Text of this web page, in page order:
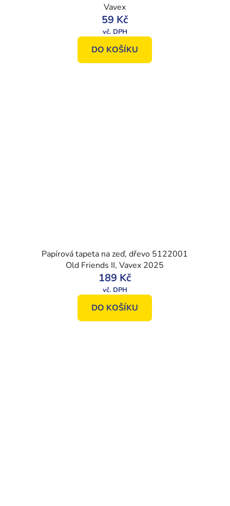
Vavex
59 Kč
DO KOŠÍKU
Papírová tapeta na zeď, dřevo 5122001
Old Friends II, Vavex 2025
189 Kč
DO KOŠÍKU